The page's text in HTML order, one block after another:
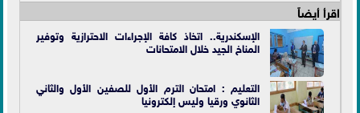
اقرأ أيضاً
الإسكندرية.. اتخاذ كافة الإجراءات الاحترازية وتوفير
المناخ الجيد خلال الامتحانات
التعليم : امتحان الترم الأول للصفين الأول والثاني
الثانوي ورقيا وليس إلكترونيا